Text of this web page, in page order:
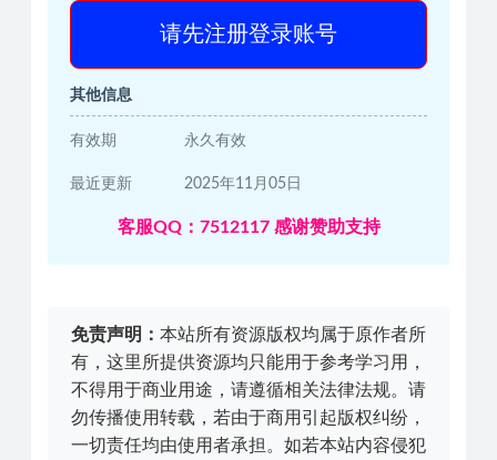
请先注册登录账号
其他信息
有效期 永久有效
最近更新 2025年11月05日
客服QQ：7512117 感谢赞助支持
免责声明： 本站所有资源版权均属于原作者所
有，这里所提供资源均只能用于参考学习用，
不得用于商业用途，请遵循相关法律法规。请
勿传播使用转载，若由于商用引起版权纠纷，
一切责任均由使用者承担。如若本站内容侵犯